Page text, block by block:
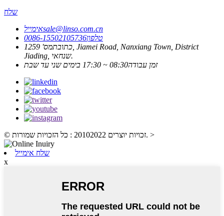
שלח
אימיילsale@linso.com.cn
טלפון0086-15502105736
כתובת
מס' 1259, Jiamei Road, Nanxiang Town, District
Jiading, שנחאי.
זמן עבודה08:30 ~ 17:30 בימים שני עד שבת
© זכויות יוצרים 20102022 : כל הזכויות שמורות. >
שלח אימייל
x